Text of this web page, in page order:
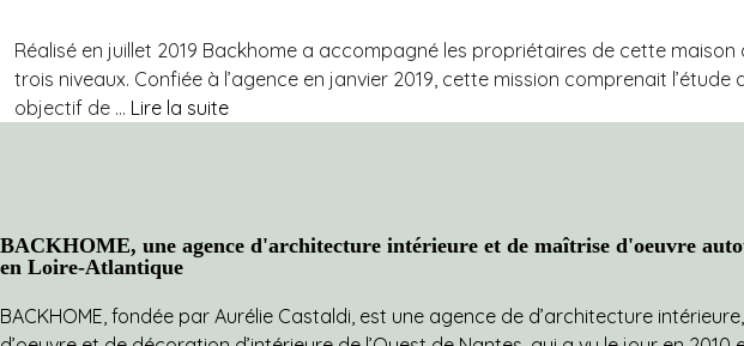
Réalisé en juillet 2019 Backhome a accompagné les propriétaires de cette
trois niveaux. Confiée à l’agence en janvier 2019, cette mission comprenait
objectif de … Lire la suite
BACKHOME, une agence d'architecture intérieure et de maîtrise d'oeuvre
en Loire-Atlantique
BACKHOME, fondée par Aurélie Castaldi, est une agence de d’architecture